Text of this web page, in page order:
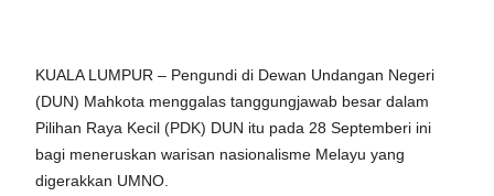
KUALA LUMPUR – Pengundi di Dewan Undangan Negeri
(DUN) Mahkota menggalas tanggungjawab besar dalam
Pilihan Raya Kecil (PDK) DUN itu pada 28 Septemberi ini
bagi meneruskan warisan nasionalisme Melayu yang
digerakkan UMNO.